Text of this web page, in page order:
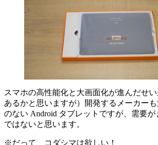
スマホの高性能化と大画面化が進んだせ
あるかと思いますが）開発するメーカー
のない Android タブレットですが、需要
ではないと思います。
※だって、コダシマは欲しい！